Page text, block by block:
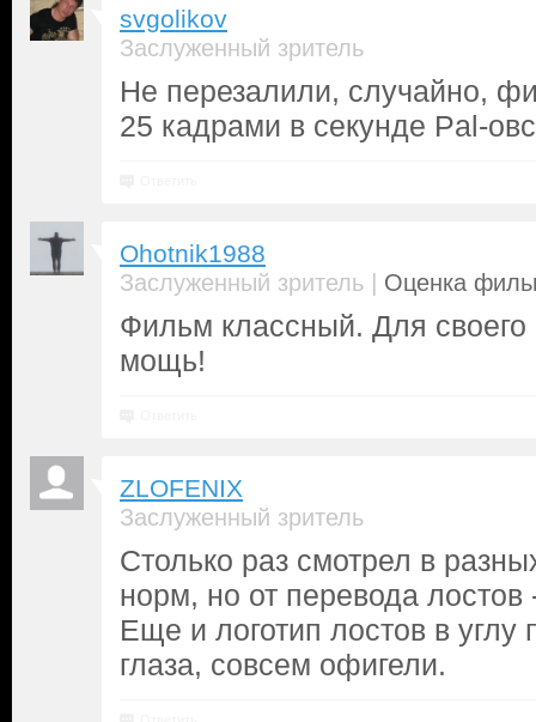
svgolikov
Заслуженный зритель
Не перезалили, случайно,
25 кадрами в секунде Pal-
Ohotnik1988
Заслуженный зритель | Оценка
Фильм классный. Для
мощь!
ZLOFENIX
Заслуженный зритель
Столько раз смотрел в
норм, но от перевода
Еще и логотип лостов в углу
глаза, совсем офигели.